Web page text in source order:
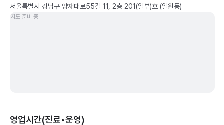
서울특별시 강남구 양재대로55길 11, 2층 201(일부)호 (일원동)
지도 준비 중
영업시간(진료•운영)